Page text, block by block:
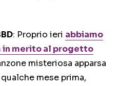
: Proprio ieri abbiamo
in merito al progetto
misteriosa apparsa
mese prima,